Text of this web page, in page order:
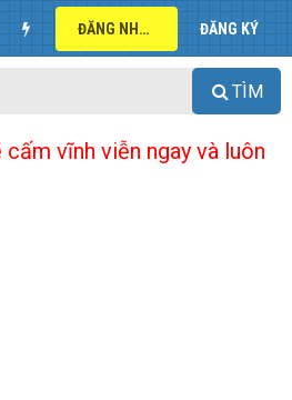
ĐĂNG NHẬP ĐĂNG KÝ
TÌM
vĩnh viễn ngay và luôn